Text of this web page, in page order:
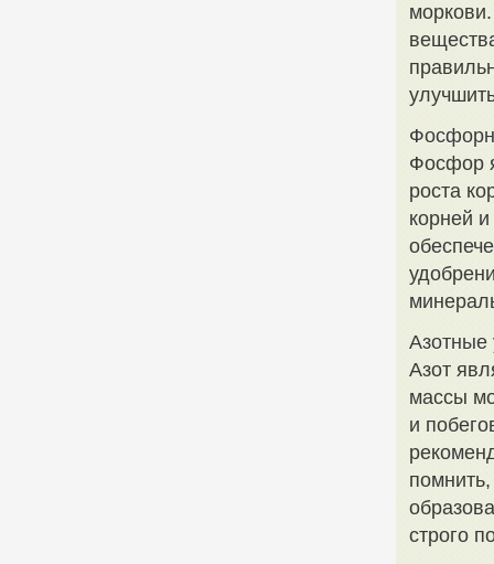
Фосфор
роста
корней
Азотные
Азот
массы
и
строго